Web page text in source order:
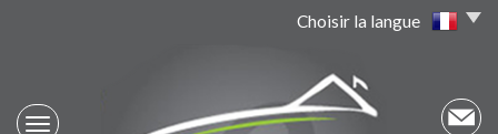
Choisir la langue